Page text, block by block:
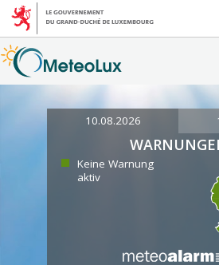
10.08.2026
Keine Warnung
aktiv